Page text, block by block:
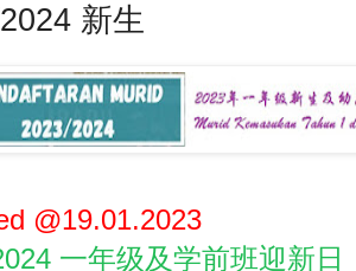
新生
@19.01.2023
一年级及学前班迎新日